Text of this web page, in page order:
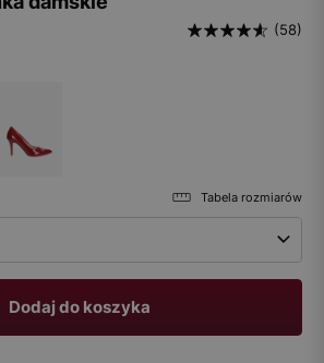
(58)
Tabela rozmiarów
Dodaj do koszyka